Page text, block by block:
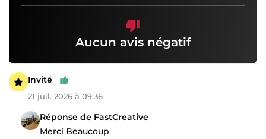
Aucun avis négatif
Invité
21 juil. 2026 à 09:36
Réponse de FastCreative
Merci Beaucoup